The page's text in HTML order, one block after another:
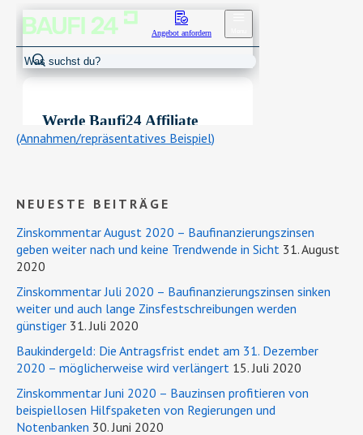
(Annahmen/repräsentatives Beispiel)
NEUESTE BEITRÄGE
Zinskommentar August 2020 – Baufinanzierungszinsen
geben weiter nach und keine Trendwende in Sicht 31. August
2020
Zinskommentar Juli 2020 – Baufinanzierungszinsen sinken
weiter und auch lange Zinsfestschreibungen werden
günstiger 31. Juli 2020
Baukindergeld: Die Antragsfrist endet am 31. Dezember
2020 – möglicherweise wird verlängert 15. Juli 2020
Zinskommentar Juni 2020 – Bauzinsen profitieren von
beispiellosen Hilfspaketen von Regierungen und
Notenbanken 30. Juni 2020